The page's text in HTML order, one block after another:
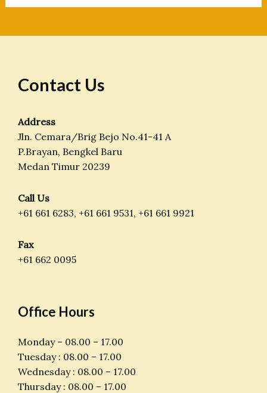
Contact Us
Address
Jln. Cemara/Brig Bejo No.41-41 A
P.Brayan, Bengkel Baru
Medan Timur 20239
Call Us
+61 661 6283, +61 661 9531, +61 661 9921
Fax
+61 662 0095
Office Hours
Monday – 08.00 – 17.00
Tuesday : 08.00 – 17.00
Wednesday : 08.00 – 17.00
Thursday : 08.00 – 17.00